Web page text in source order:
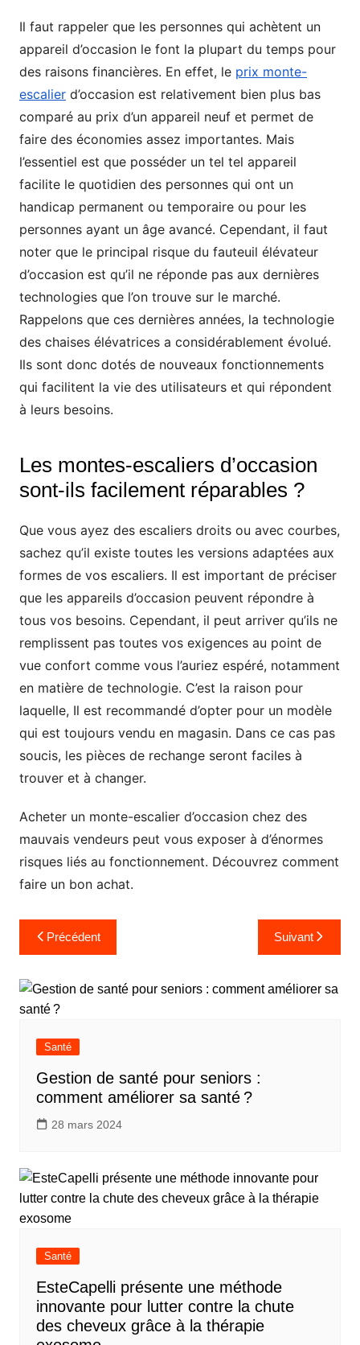
Il faut rappeler que les personnes qui achètent un
appareil d’occasion le font la plupart du temps pour
des raisons financières. En effet, le prix monte-
escalierd’occasion est relativement bien plus bas
comparé au prix d’un appareil neuf et permet de
faire des économies assez importantes. Mais
l’essentiel est que posséder un tel tel appareil
facilite le quotidien des personnes qui ont un
handicap permanent ou temporaire ou pour les
personnes ayant un âge avancé. Cependant, il faut
noter que le principal risque du fauteuil élévateur
d’occasion est qu’il ne réponde pas aux dernières
technologies que l’on trouve sur le marché.
Rappelons que ces dernières années, la technologie
des chaises élévatrices a considérablement évolué.
Ils sont donc dotés de nouveaux fonctionnements
qui facilitent la vie des utilisateurs et qui répondent
à leurs besoins.
Les montes-escaliers d’occasion
sont-ils facilement réparables ?
Que vous ayez des escaliers droits ou avec courbes,
sachez qu’il existe toutes les versions adaptées aux
formes de vos escaliers. Il est important de préciser
que les appareils d’occasion peuvent répondre à
tous vos besoins. Cependant, il peut arriver qu’ils ne
remplissent pas toutes vos exigences au point de
vue confort comme vous l’auriez espéré, notamment
en matière de technologie. C’est la raison pour
laquelle, Il est recommandé d’opter pour un modèle
qui est toujours vendu en magasin. Dans ce cas pas
soucis, les pièces de rechange seront faciles à
trouver et à changer.
Acheter un monte-escalier d’occasion chez des
mauvais vendeurs peut vous exposer à d’énormes
risques liés au fonctionnement. Découvrez comment
faire un bon achat.
Navigation
de
l’article
Précédent Suivant
Santé
Gestion de santé pour seniors :
comment améliorer sa santé ?
28 mars 2024
Santé
EsteCapelli présente une méthode
innovante pour lutter contre la chute
des cheveux grâce à la thérapie